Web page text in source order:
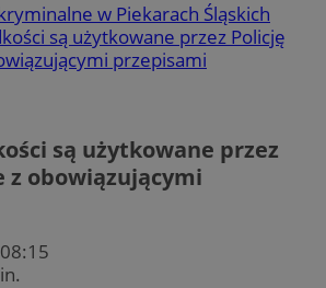
w Piekarach Śląskich
są użytkowane przez Policję
przepisami
są użytkowane przez
z obowiązującymi